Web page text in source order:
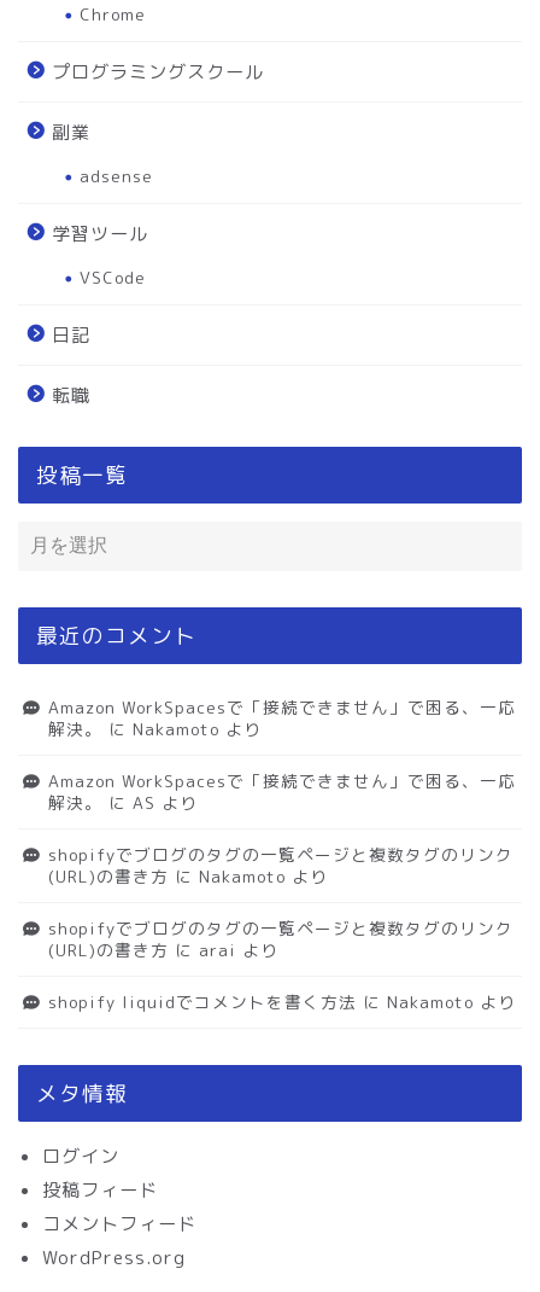
Chrome
プログラミングスクール
副業
adsense
学習ツール
VSCode
日記
転職
投稿一覧
最近のコメント
Amazon WorkSpacesで「接続できません」で困る、一応
解決。
に Nakamoto より
Amazon WorkSpacesで「接続できません」で困る、一応
解決。
に AS より
shopifyでブログのタグの一覧ページと複数タグのリンク
(URL)の書き方 に Nakamoto より
shopifyでブログのタグの一覧ページと複数タグのリンク
(URL)の書き方 に arai より
shopify liquidでコメントを書く方法 に Nakamoto より
メタ情報
ログイン
投稿フィード
コメントフィード
WordPress.org